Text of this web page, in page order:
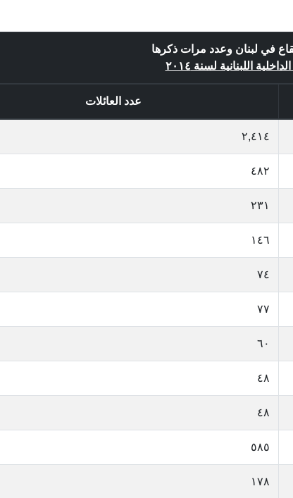
في لبنان وعدد مرات ذكرها
اللبنانية لسنة ٢٠١٤
عدد العائلات
٢,٤١٤
٤٨٢
٢٣١
١٤٦
٧٤
٧٧
٦٠
٤٨
٤٨
٥٨٥
١٧٨